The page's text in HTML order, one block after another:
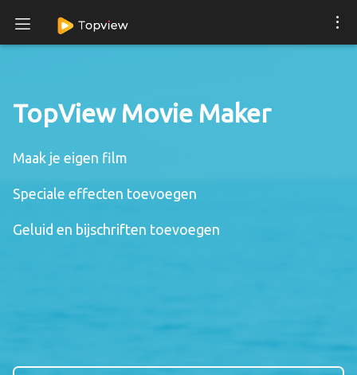
TopView Movie Maker
Maak je eigen film
Speciale effecten toevoegen
Geluid en bijschriften toevoegen